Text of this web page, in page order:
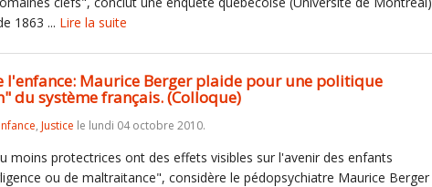
1863 ... Lire la suite
l'enfance: Maurice Berger plaide pour une politique
du système français. (Colloque)
, Justice le lundi 04 octobre 2010.
moins protectrices ont des effets visibles sur l'avenir des enfants
ou de maltraitance", considère le pédopsychiatre Maurice Berger